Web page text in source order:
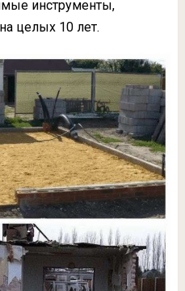
инструменты,
целых 10 лет.